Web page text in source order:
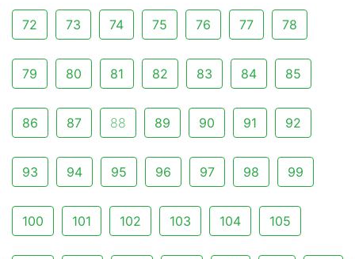
72 73 74 75 76 77 78
79 80 81 82 83 84 85
86 87 88 89 90 91 92
93 94 95 96 97 98 99
100 101 102 103 104 105